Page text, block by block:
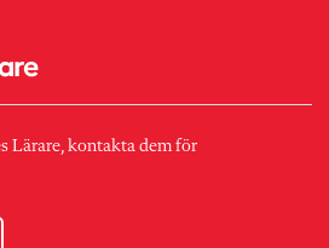
Lärare, kontakta dem för